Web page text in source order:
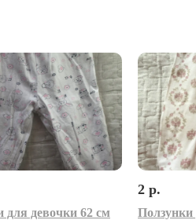
для девочки 62 см
2 р.
Ползунки